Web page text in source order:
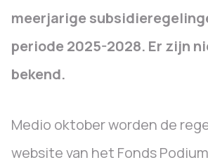
meerjarige
periode 2025-2028. Er zijn
bekend.
Medio oktober worden de
website van het Fonds